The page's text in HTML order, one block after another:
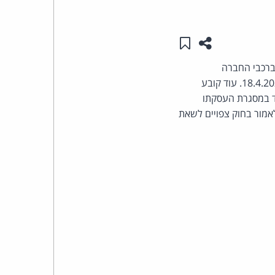
שתפו עמוד זה
שמור ב"תכנים שלי"
החברה
, שייכנס לתוקף ב-18.4.2022. עוד קובע
במסגרת העסקתו
בחוק צפויים לשאת